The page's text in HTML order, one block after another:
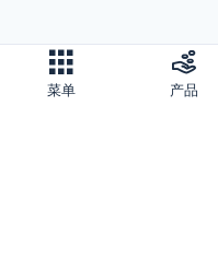
菜单 产品